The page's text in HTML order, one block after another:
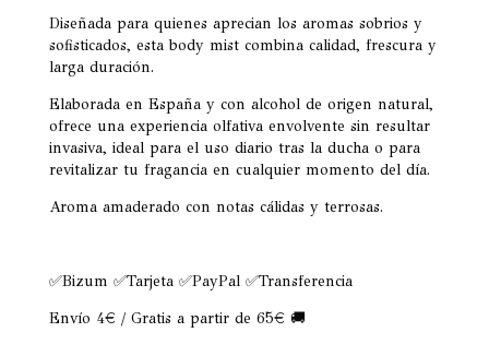
Diseñada para quienes aprecian los aromas sobrios y
sofisticados, esta body mist combina calidad, frescura y
larga duración.
Elaborada en España y con alcohol de origen natural,
ofrece una experiencia olfativa envolvente sin resultar
invasiva, ideal para el uso diario tras la ducha o para
revitalizar tu fragancia en cualquier momento del día.
Aroma amaderado con notas cálidas y terrosas.
✅Bizum ✅Tarjeta ✅PayPal ✅Transferencia
Envío 4€ / Gratis a partir de 65€ 🚚